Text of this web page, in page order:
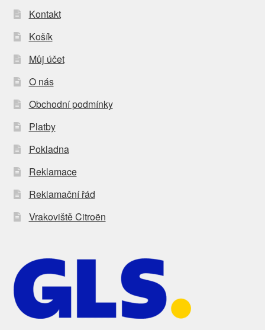
Kontakt
Košík
Můj účet
O nás
Obchodní podmínky
Platby
Pokladna
Reklamace
Reklamační řád
Vrakoviště Citroën